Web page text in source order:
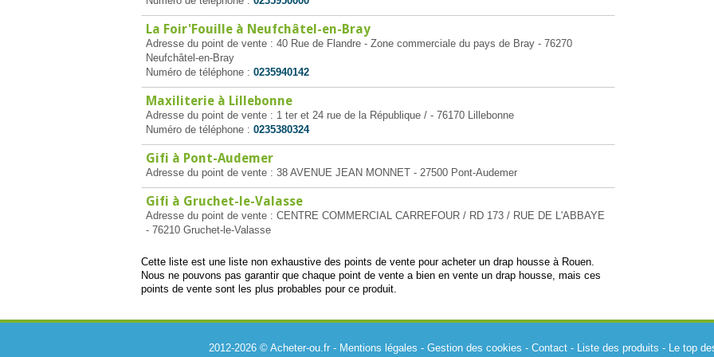
La Foir'Fouille à Neufchâtel-en-Bray
Adresse du point de vente : 40 Rue de Flandre - Zone commerciale du pays de Bray - 76270
Neufchâtel-en-Bray
Numéro de téléphone : 0235940142
Maxiliterie à Lillebonne
Adresse du point de vente : 1 ter et 24 rue de la République / - 76170 Lillebonne
Numéro de téléphone : 0235380324
Gifi à Pont-Audemer
Adresse du point de vente : 38 AVENUE JEAN MONNET - 27500 Pont-Audemer
Gifi à Gruchet-le-Valasse
Adresse du point de vente : CENTRE COMMERCIAL CARREFOUR / RD 173 / RUE DE L'ABBAYE
- 76210 Gruchet-le-Valasse
Cette liste est une liste non exhaustive des points de vente pour acheter un drap housse à Rouen.
Nous ne pouvons pas garantir que chaque point de vente a bien en vente un drap housse, mais ces
points de vente sont les plus probables pour ce produit.
2012-2026 © Acheter-ou.fr - Mentions légales - Gestion des cookies - Contact- Liste des produits - Le top